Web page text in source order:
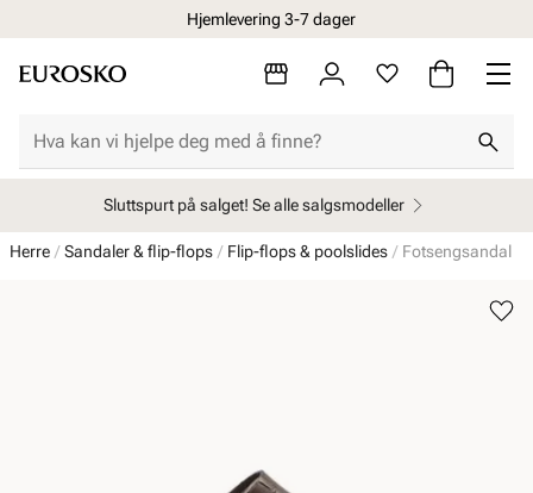
Hjemlevering 3-7 dager
Sluttspurt på salget! Se alle salgsmodeller
Herre Sandaler & flip-flops Flip-flops & poolslides Fotsengsandal